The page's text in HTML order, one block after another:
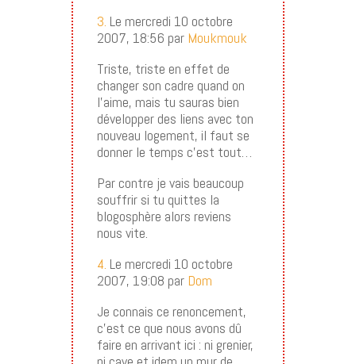
3. Le mercredi 10 octobre
2007, 18:56 par Moukmouk
Triste, triste en effet de
changer son cadre quand on
l’aime, mais tu sauras bien
développer des liens avec ton
nouveau logement, il faut se
donner le temps c’est tout…
Par contre je vais beaucoup
souffrir si tu quittes la
blogosphère alors reviens
nous vite.
4. Le mercredi 10 octobre
2007, 19:08 par Dom
Je connais ce renoncement,
c’est ce que nous avons dû
faire en arrivant ici : ni grenier,